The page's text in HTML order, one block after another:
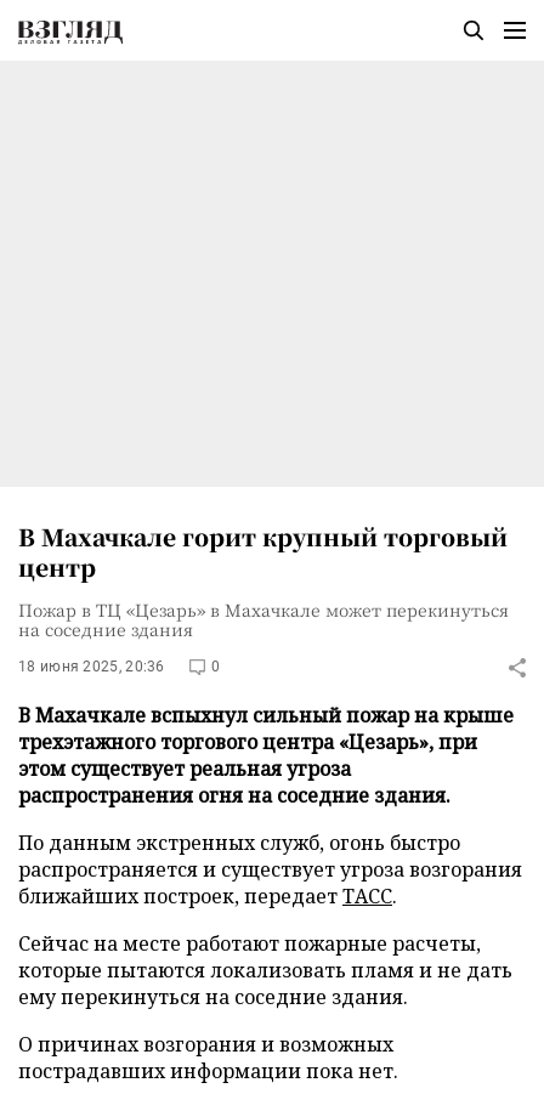
В Махачкале горит крупный торговый
центр
Пожар в ТЦ «Цезарь» в Махачкале может перекинуться
на соседние здания
18 июня 2025, 20:36 0
В Махачкале вспыхнул сильный пожар на крыше
трехэтажного торгового центра «Цезарь», при
этом существует реальная угроза
распространения огня на соседние здания.
По данным экстренных служб, огонь быстро
распространяется и существует угроза возгорания
ближайших построек, передаетТАСС.
Сейчас на месте работают пожарные расчеты,
которые пытаются локализовать пламя и не дать
ему перекинуться на соседние здания.
О причинах возгорания и возможных
пострадавших информации пока нет.